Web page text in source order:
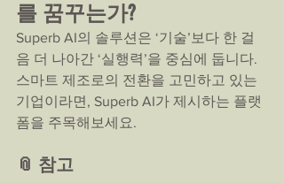
를 꿈꾸는가?
Superb AI의 솔루션은 ‘기술’보다 한 걸
음 더 나아간 ‘실행력’을 중심에 둡니다.
스마트 제조로의 전환을 고민하고 있는
기업이라면, Superb AI가 제시하는 플랫
폼을 주목해보세요.
📎 참고